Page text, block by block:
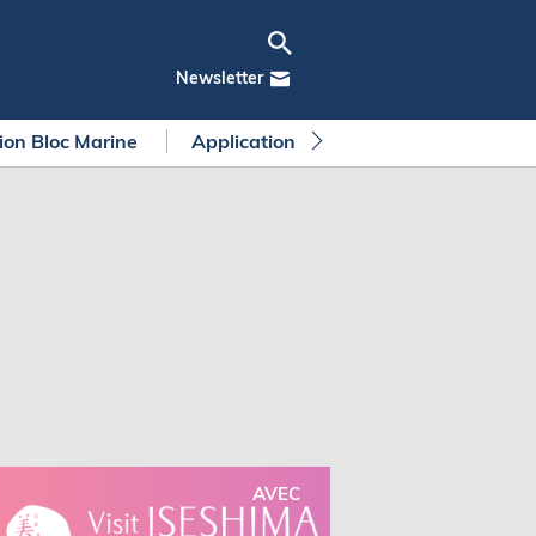
Newsletter
Bloc Marine Application Bloc Marine
AVEC